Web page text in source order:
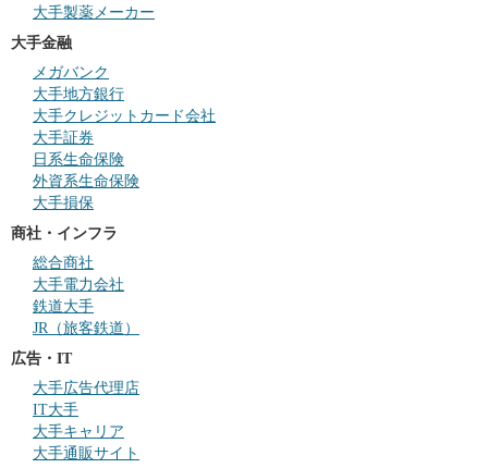
大手製薬メーカー
大手金融
メガバンク
大手地方銀行
大手クレジットカード会社
大手証券
日系生命保険
外資系生命保険
大手損保
商社・インフラ
総合商社
大手電力会社
鉄道大手
JR（旅客鉄道）
広告・IT
大手広告代理店
IT大手
大手キャリア
大手通販サイト